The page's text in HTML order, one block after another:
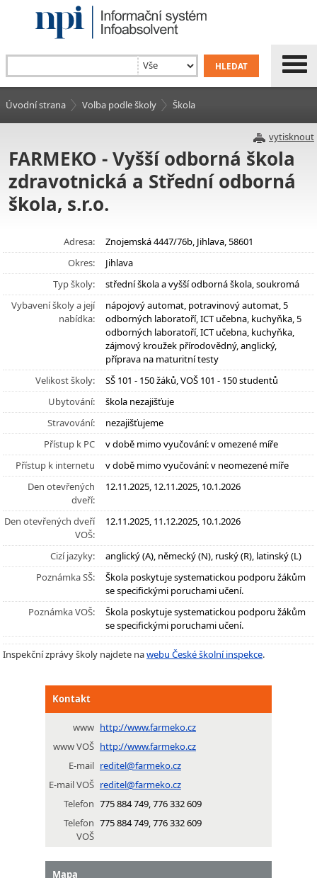
Úvodní strana Volba podle školy Škola
vytisknout
FARMEKO - Vyšší odborná škola
zdravotnická a Střední odborná
škola, s.r.o.
Adresa:
Znojemská 4447/76b, Jihlava, 58601
Okres:
Jihlava
Typ školy:
střední škola a vyšší odborná škola, soukromá
Vybavení školy a její
nabídka:
nápojový automat, potravinový automat, 5
odborných laboratoří, ICT učebna, kuchyňka, 5
odborných laboratoří, ICT učebna, kuchyňka,
zájmový kroužek přírodovědný, anglický,
příprava na maturitní testy
Velikost školy:
SŠ 101 - 150 žáků, VOŠ 101 - 150 studentů
Ubytování:
škola nezajišťuje
Stravování:
nezajišťujeme
Přístup k PC
v době mimo vyučování: v omezené míře
Přístup k internetu
v době mimo vyučování: v neomezené míře
Den otevřených
dveří:
12.11.2025, 12.11.2025, 10.1.2026
Den otevřených dveří
VOŠ:
12.11.2025, 11.12.2025, 10.1.2026
Cizí jazyky:
anglický (A), německý (N), ruský (R), latinský (L)
Poznámka SŠ:
Škola poskytuje systematickou podporu žákům
se specifickými poruchami učení.
Poznámka VOŠ:
Škola poskytuje systematickou podporu žákům
se specifickými poruchami učení.
Inspekční zprávy školy najdete nawebu České školní inspekce.
Kontakt
www http://www.farmeko.cz
www VOŠ http://www.farmeko.cz
E-mail reditel@farmeko.cz
E-mail VOŠ reditel@farmeko.cz
Telefon 775 884 749, 776 332 609
Telefon
VOŠ
775 884 749, 776 332 609
Mapa